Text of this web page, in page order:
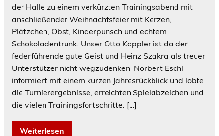
der Halle zu einem verkürzten Trainingsabend mit
anschließender Weihnachtsfeier mit Kerzen,
Plätzchen, Obst, Kinderpunsch und echtem
Schokoladentrunk. Unser Otto Kappler ist da der
federführende gute Geist und Heinz Szakra als treuer
Unterstützer nicht wegzudenken. Norbert Eschl
informiert mit einem kurzen Jahresrückblick und lobte
die Turnierergebnisse, erreichten Spielabzeichen und
die vielen Trainingsfortschritte. […]
Weiterlesen